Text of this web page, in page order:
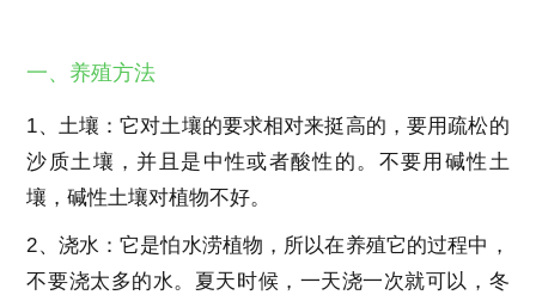
一、养殖方法
1、土壤：它对土壤的要求相对来挺高的，要用疏松的
沙质土壤，并且是中性或者酸性的。不要用碱性土
壤，碱性土壤对植物不好。
2、浇水：它是怕水涝植物，所以在养殖它的过程中，
不要浇太多的水。夏天时候，一天浇一次就可以，冬